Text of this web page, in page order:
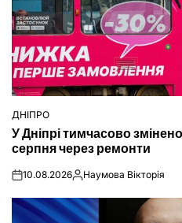
ОПУБЛІКУВАТИ
У
ДНІПРО
У Дніпрі тимчасово
серпня через ремонти
on10.08.2026Опубліковано
Наумова Вікторія